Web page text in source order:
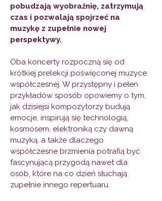
pobudzają wyobraźnię, zatrzymują
czas i pozwalają spojrzeć na
muzykę z zupełnie nowej
perspektywy.
Oba koncerty rozpoczną się od
krótkiej prelekcji poświęconej muzyce
współczesnej. W przystępny i pełen
przykładów sposób opowiemy o tym,
jak dzisiejsi kompozytorzy budują
emocje, inspirują się technologią,
kosmosem, elektroniką czy dawną
muzyką, a także dlaczego
współczesne brzmienia potrafią być
fascynującą przygodą nawet dla
osób, które na co dzień słuchają
zupełnie innego repertuaru.